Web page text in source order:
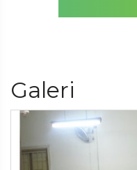
Galeri